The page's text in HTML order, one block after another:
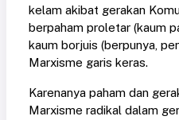
kelam akibat gerakan
berpaham proletar (kaum
kaum borjuis (berpunya,
Marxisme garis keras.
Karenanya paham dan
Marxisme radikal dalam